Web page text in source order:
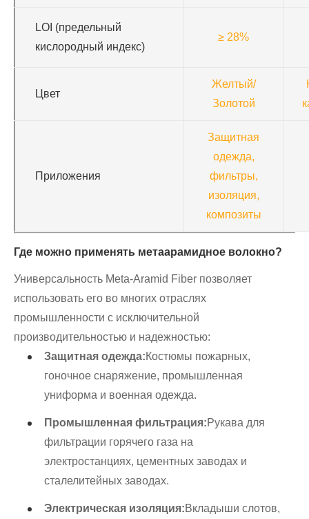
LOI (предельный
кислородный индекс)
≥ 28%
Цвет
Желтый/
Золотой
Приложения
Защитная
одежда,
фильтры,
изоляция,
композиты
Где можно применять метаарамидное волокно?
Универсальность Meta-Aramid Fiber позволяет
использовать его во многих отраслях
промышленности с исключительной
производительностью и надежностью:
Защитная одежда:Костюмы пожарных,
гоночное снаряжение, промышленная
униформа и военная одежда.
Промышленная фильтрация:Рукава для
фильтрации горячего газа на
электростанциях, цементных заводах и
сталелитейных заводах.
Электрическая изоляция:Вкладыши слотов,